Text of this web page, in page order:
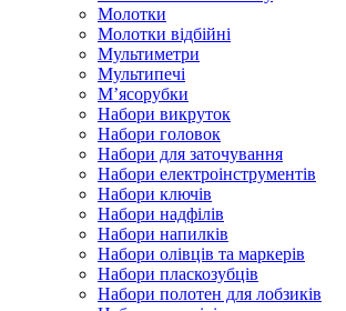
Молотки
Молотки відбійні
Мультиметри
Мультипечі
М’ясорубки
Набори викруток
Набори головок
Набори для заточування
Набори електроінструментів
Набори ключів
Набори надфілів
Набори напилків
Набори олівців та маркерів
Набори пласкозубців
Набори полотен для лобзиків